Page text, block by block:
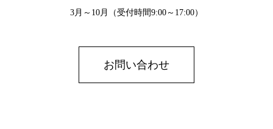
3月～10月（受付時間9:00～17:00）
お問い合わせ